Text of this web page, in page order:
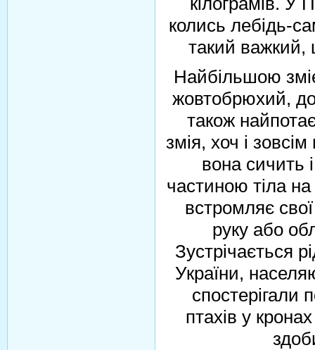
колись лебідь-
такий важкий,
Найбільшою
жовтобрюхий,
також
змія, хоч і
вона сичить
частиною тіла
встромляє
руку або
Зустрічається
України,
спостерігали
птахів у